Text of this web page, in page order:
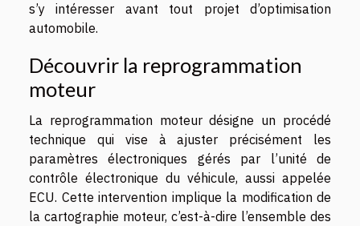
s’y intéresser avant tout projet d’optimisation
automobile.
Découvrir la reprogrammation
moteur
La reprogrammation moteur désigne un procédé
technique qui vise à ajuster précisément les
paramètres électroniques gérés par l’unité de
contrôle électronique du véhicule, aussi appelée
ECU. Cette intervention implique la modification de
la cartographie moteur, c’est-à-dire l’ensemble des